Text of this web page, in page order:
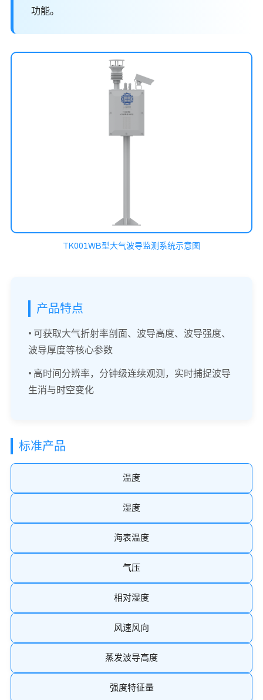
功能。
TK001WB型大气波导监测系统示意图
产品特点
• 可获取大气折射率剖面、波导高度、波导强度、
波导厚度等核心参数
• 高时间分辨率，分钟级连续观测，实时捕捉波导
生消与时空变化
标准产品
温度
湿度
海表温度
气压
相对湿度
风速风向
蒸发波导高度
强度特征量